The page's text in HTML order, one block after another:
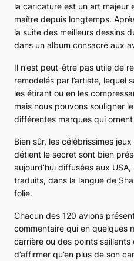
la caricature est un art majeur
maître depuis longtemps.
la suite des meilleurs dessins
dans un album consacré aux
Il n’est peut-être pas utile de
remodelés par l’artiste, lequel
les étirant ou en les
mais nous pouvons souligner
différentes marques qui
Bien sûr, les célébrissimes
détient le secret sont bien
aujourd’hui diffusées aux
traduits, dans la langue de
folie.
Chacun des 120 avions
commentaire qui en quelques
carrière ou des points saillants
d’affirmer qu’en plus de son